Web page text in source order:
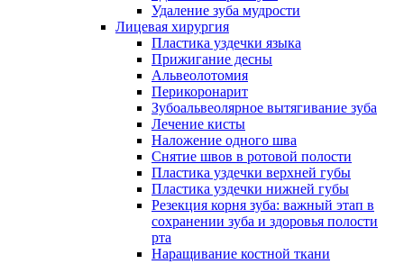
Удаление зуба мудрости
Лицевая хирургия
Пластика уздечки языка
Прижигание десны
Альвеолотомия
Перикоронарит
Зубоальвеолярное вытягивание зуба
Лечение кисты
Наложение одного шва
Снятие швов в ротовой полости
Пластика уздечки верхней губы
Пластика уздечки нижней губы
Резекция корня зуба: важный этап в
сохранении зуба и здоровья полости
рта
Наращивание костной ткани